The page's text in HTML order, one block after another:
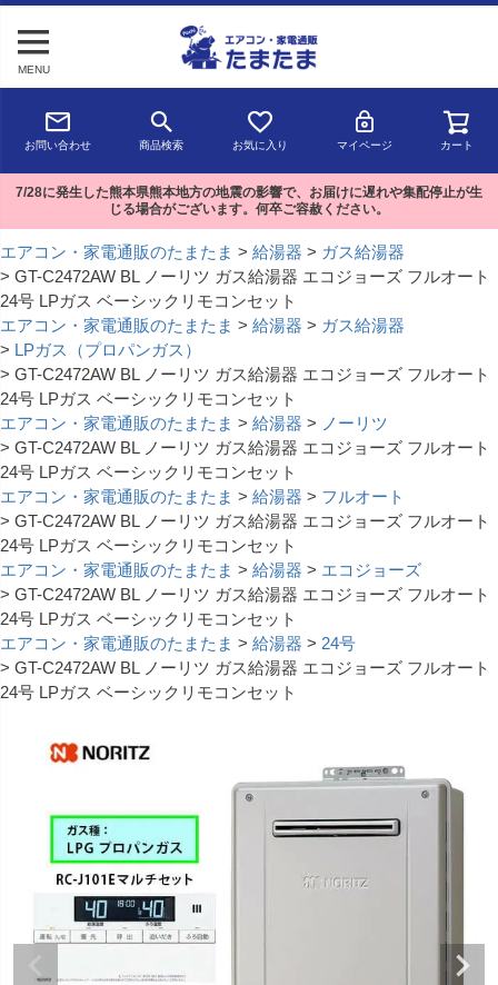
MENU
お問い合わせ 商品検索 お気に入り マイページ カート
7/28に発生した熊本県熊本地方の地震の影響で、お届けに遅れや集配停止が生
じる場合がございます。何卒ご容赦ください。
エアコン・家電通販のたまたま 給湯器
ガス給湯器
GT-C2472AW BL ノーリツ ガス給湯器 エコジョーズ フルオート
24号 LPガス ベーシックリモコンセット
エアコン・家電通販のたまたま
給湯器
ガス給湯器
LPガス（プロパンガス）
GT-C2472AW BL ノーリツ ガス給湯器 エコジョーズ フルオート
24号 LPガス ベーシックリモコンセット
エアコン・家電通販のたまたま
給湯器
ノーリツ
GT-C2472AW BL ノーリツ ガス給湯器 エコジョーズ フルオート
24号 LPガス ベーシックリモコンセット
エアコン・家電通販のたまたま
給湯器
フルオート
GT-C2472AW BL ノーリツ ガス給湯器 エコジョーズ フルオート
24号 LPガス ベーシックリモコンセット
エアコン・家電通販のたまたま
給湯器
エコジョーズ
GT-C2472AW BL ノーリツ ガス給湯器 エコジョーズ フルオート
24号 LPガス ベーシックリモコンセット
エアコン・家電通販のたまたま
給湯器
24号
GT-C2472AW BL ノーリツ ガス給湯器 エコジョーズ フルオート
24号 LPガス ベーシックリモコンセット